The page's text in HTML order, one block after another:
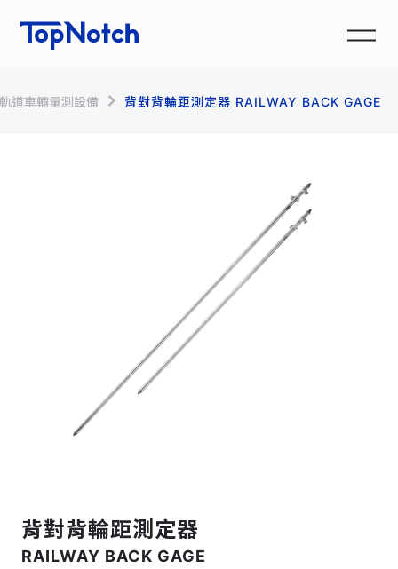
道車輛量測設備 背對背輪距測定器 RAILWAY BACK GAGE
背對背輪距測定器
RAILWAY BACK GAGE